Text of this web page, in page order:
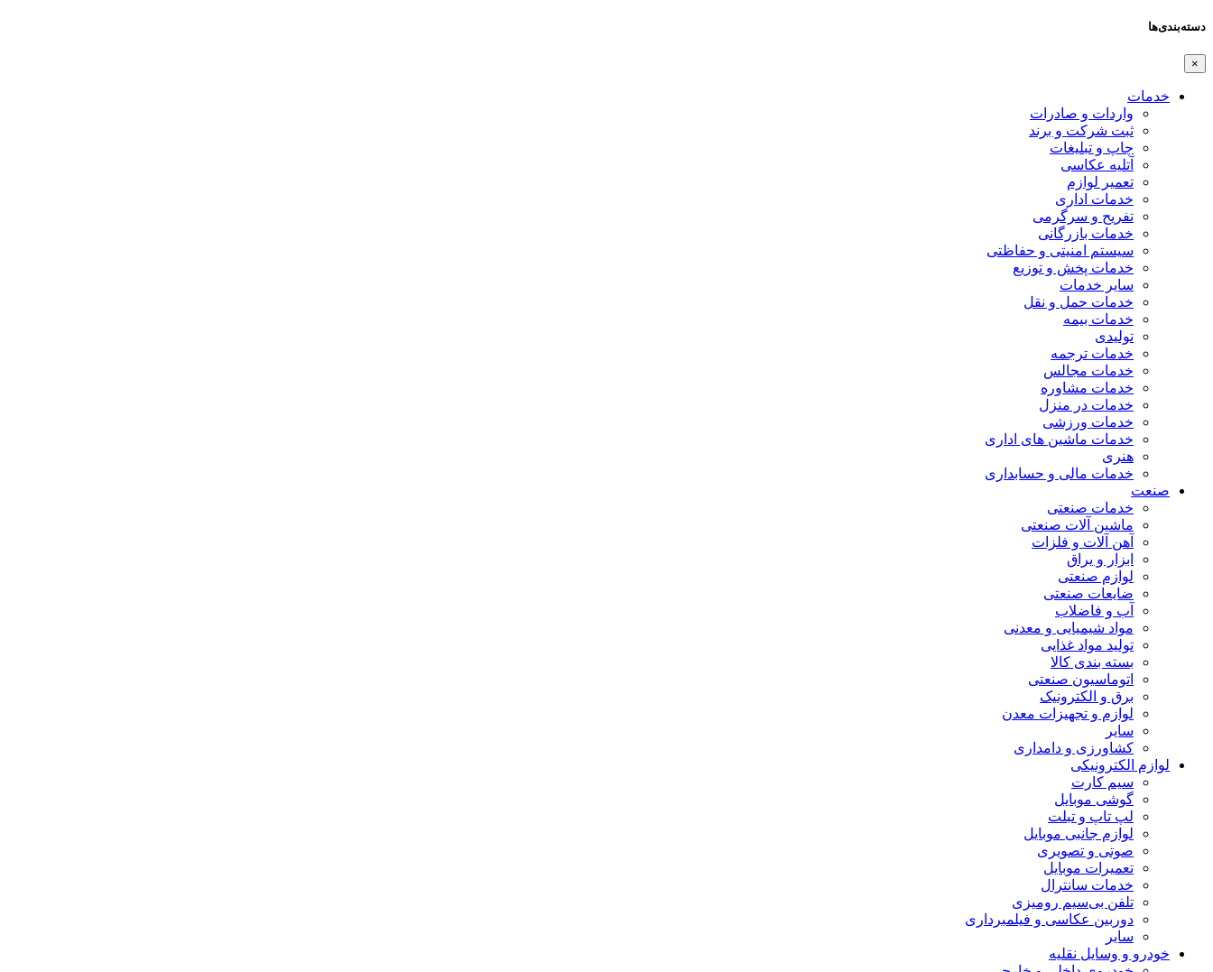
دسته‌بندی‌ها
×
خدمات
واردات و صادرات
ثبت شرکت و برند
چاپ و تبلیغات
آتلیه عکاسی
تعمیر لوازم
خدمات اداری
تفریح و سرگرمی
خدمات بازرگانی
سیستم امنیتی و حفاظتی
خدمات پخش و توزیع
سایر خدمات
خدمات حمل و نقل
خدمات بیمه
تولیدی
خدمات ترجمه
خدمات مجالس
خدمات مشاوره
خدمات در منزل
خدمات ورزشی
خدمات ماشین های اداری
هنری
خدمات مالی و حسابداری
صنعت
خدمات صنعتی
ماشین آلات صنعتی
آهن آلات و فلزات
ابزار و یراق
لوازم صنعتی
ضایعات صنعتی
آب و فاضلاب
مواد شیمیایی و معدنی
تولید مواد غذایی
بسته بندی کالا
اتوماسیون صنعتی
برق و الکترونیک
لوازم و تجهیزات معدن
سایر
کشاورزی و دامداری
لوازم الکترونیکی
سیم کارت
گوشی موبایل
لپ تاپ و تبلت
لوازم جانبی موبایل
صوتی و تصویری
تعمیرات موبایل
خدمات سانترال
تلفن بی‌سیم رومیزی
دوربین عکاسی و فیلمبرداری
سایر
خودرو و وسایل نقلیه